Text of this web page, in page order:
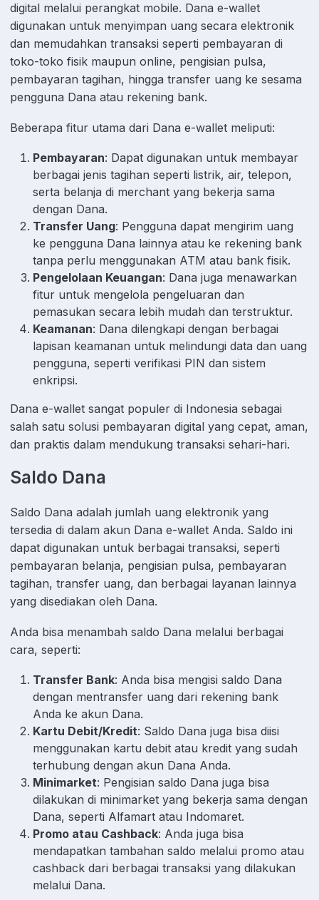
digital melalui perangkat mobile. Dana e-wallet
digunakan untuk menyimpan uang secara elektronik
dan memudahkan transaksi seperti pembayaran di
toko-toko fisik maupun online, pengisian pulsa,
pembayaran tagihan, hingga transfer uang ke sesama
pengguna Dana atau rekening bank.
Beberapa fitur utama dari Dana e-wallet meliputi:
Pembayaran: Dapat digunakan untuk membayar
berbagai jenis tagihan seperti listrik, air, telepon,
serta belanja di merchant yang bekerja sama
dengan Dana.
Transfer Uang: Pengguna dapat mengirim uang
ke pengguna Dana lainnya atau ke rekening bank
tanpa perlu menggunakan ATM atau bank fisik.
Pengelolaan Keuangan: Dana juga menawarkan
fitur untuk mengelola pengeluaran dan
pemasukan secara lebih mudah dan terstruktur.
Keamanan: Dana dilengkapi dengan berbagai
lapisan keamanan untuk melindungi data dan uang
pengguna, seperti verifikasi PIN dan sistem
enkripsi.
Dana e-wallet sangat populer di Indonesia sebagai
salah satu solusi pembayaran digital yang cepat, aman,
dan praktis dalam mendukung transaksi sehari-hari.
Saldo Dana
Saldo Dana adalah jumlah uang elektronik yang
tersedia di dalam akun Dana e-wallet Anda. Saldo ini
dapat digunakan untuk berbagai transaksi, seperti
pembayaran belanja, pengisian pulsa, pembayaran
tagihan, transfer uang, dan berbagai layanan lainnya
yang disediakan oleh Dana.
Anda bisa menambah saldo Dana melalui berbagai
cara, seperti:
Transfer Bank: Anda bisa mengisi saldo Dana
dengan mentransfer uang dari rekening bank
Anda ke akun Dana.
Kartu Debit/Kredit: Saldo Dana juga bisa diisi
menggunakan kartu debit atau kredit yang sudah
terhubung dengan akun Dana Anda.
Minimarket: Pengisian saldo Dana juga bisa
dilakukan di minimarket yang bekerja sama dengan
Dana, seperti Alfamart atau Indomaret.
Promo atau Cashback: Anda juga bisa
mendapatkan tambahan saldo melalui promo atau
cashback dari berbagai transaksi yang dilakukan
melalui Dana.